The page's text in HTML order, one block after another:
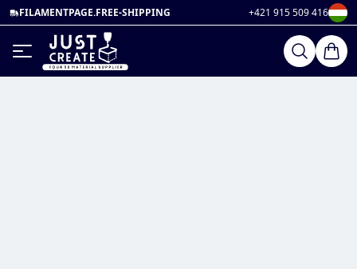
FILAMENTPAGE.FREE-SHIPPING +421 915 509 416